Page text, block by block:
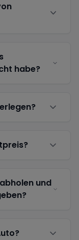
habe?
und